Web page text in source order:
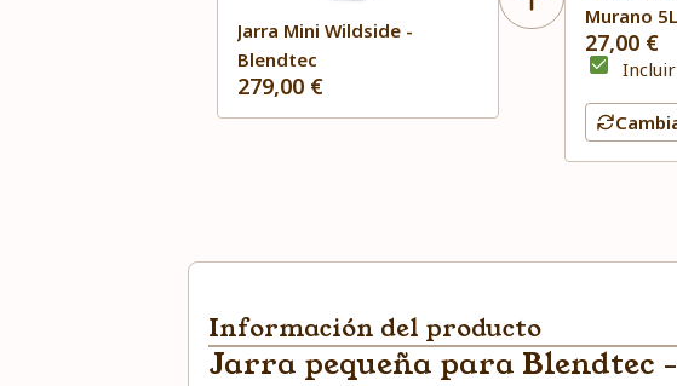
Jarra Mini Wildside -
Blendtec
279,00 €
Murano 5L
27,00 €
Información del producto
Jarra pequeña para Blendtec